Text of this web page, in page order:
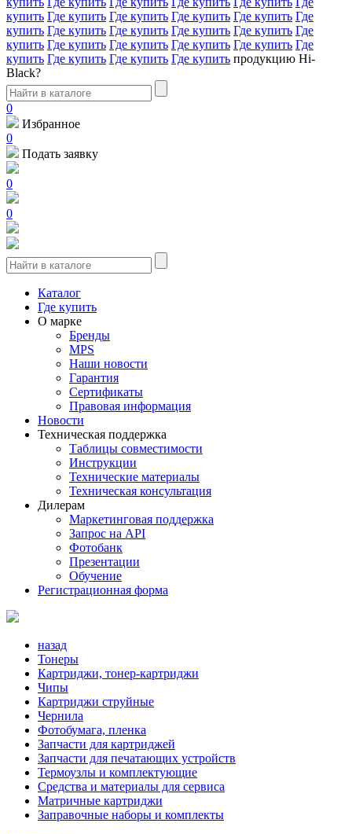
купить Где купить Где купить Где купить Где купить Где
купить Где купить Где купить Где купить Где купить Где
купить Где купить Где купить Где купить Где купить Где
купить Где купить Где купить Где купить продукцию Hi-
Black?
0
Избранное
0
Подать заявку
0
0
Каталог
Где купить
О марке
Бренды
MPS
Наши новости
Гарантия
Сертификаты
Правовая информация
Новости
Техническая поддержка
Таблицы совместимости
Инструкции
Технические материалы
Техническая консультация
Дилерам
Маркетинговая поддержка
Запрос на API
Фотобанк
Презентации
Обучение
Регистрационная форма
назад
Тонеры
Картриджи, тонер-картриджи
Чипы
Картриджи струйные
Чернила
Фотобумага, пленка
Запчасти для картриджей
Запчасти для печатающих устройств
Термоузлы и комплектующие
Средства и материалы для сервиса
Матричные картриджи
Заправочные наборы и комплекты